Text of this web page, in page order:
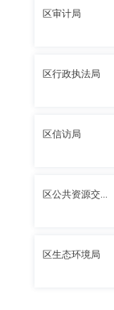
区审计局
区行政执法局
区信访局
区公共资源交...
区生态环境局